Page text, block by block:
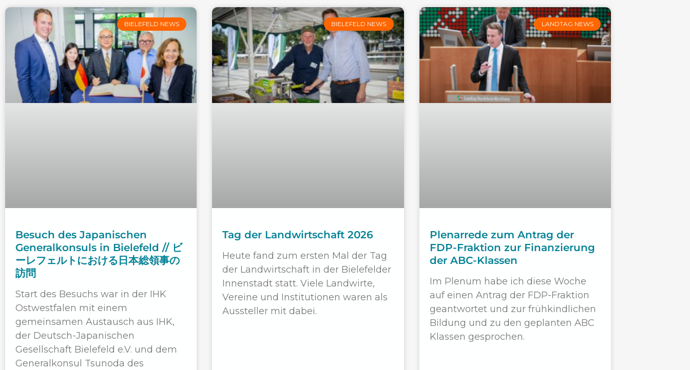
BIELEFELD NEWS
Besuch des Japanischen
Generalkonsuls in Bielefeld // ビ
ーレフェルトにおける日本総領事の
訪問
Start des Besuchs war in der IHK
Ostwestfalen mit einem
gemeinsamen Austausch aus IHK,
der Deutsch-Japanischen
Gesellschaft Bielefeld e.V. und dem
Generalkonsul Tsunoda des
BIELEFELD NEWS
Tag der Landwirtschaft 2026
Heute fand zum ersten Mal der Tag
der Landwirtschaft in der Bielefelder
Innenstadt statt. Viele Landwirte,
Vereine und Institutionen waren als
Aussteller mit dabei.
LANDTAG NEWS
Plenarrede zum Antrag der
FDP-Fraktion zur Finanzierung
der ABC-Klassen
Im Plenum habe ich diese Woche
auf einen Antrag der FDP-Fraktion
geantwortet und zur frühkindlichen
Bildung und zu den geplanten ABC
Klassen gesprochen.